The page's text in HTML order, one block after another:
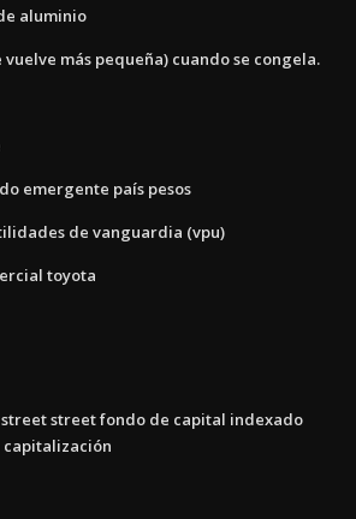
aluminio
vuelve más pequeña) cuando se congela.
emergente país pesos
de vanguardia (vpu)
toyota
street fondo de capital indexado